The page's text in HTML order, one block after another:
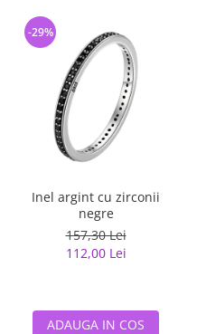
Inel argint cu zirconii
negre
157,30 Lei
112,00 Lei
-29%
ADAUGA IN COS